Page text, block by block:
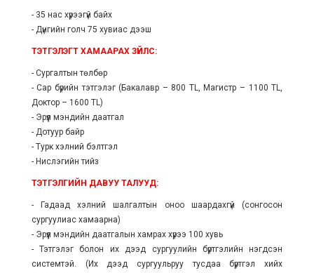
- 35 нас хүрээгүй байх
- Дүнгийн голч 75 хувиас дээш
ТЭТГЭЛЭГТ ХАМААРАХ ЗҮЙЛС:
- Сургалтын төлбөр
- Сар бүрийн тэтгэлэг (Бакалавр – 800 TL, Магистр – 1100 TL,
Доктор – 1600 TL)
- Эрүүл мэндийн даатгал
- Дотуур байр
- Турк хэлний бэлтгэл
- Нислэгийн тийз
ТЭТГЭЛГИЙН ДАВУУ ТАЛУУД:
- Гадаад хэлний шалгалтын оноо шаардахгүй (сонгосон
сургуулиас хамаарна)
- Эрүүл мэндийн даатгалын хамрах хүрээ 100 хувь
- Тэтгэлэг болон их дээд сургуулийн бүртгэлийн нэгдсэн
системтэй. (Их дээд сургуульруу тусдаа бүртгэл хийх